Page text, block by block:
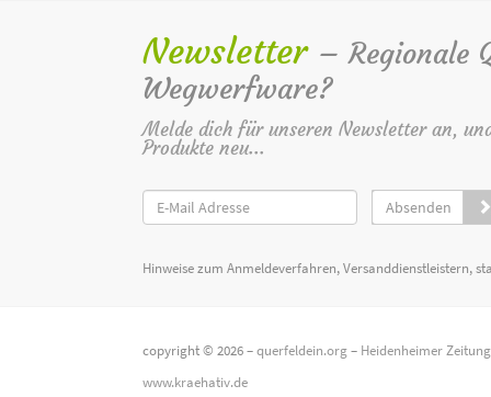
Newsletter – Regionale
Wegwerfware?
Melde dich für unseren Newsletter an,
Produkte neu...
Absenden
Hinweise zum Anmeldeverfahren, Versanddienstleistern,
copyright © 2026 –querfeldein.org– Heidenheimer
www.kraehativ.de